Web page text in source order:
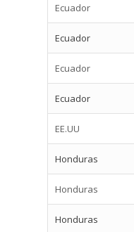
Ecuador
Ecuador
Ecuador
Ecuador
EE.UU
Honduras
Honduras
Honduras